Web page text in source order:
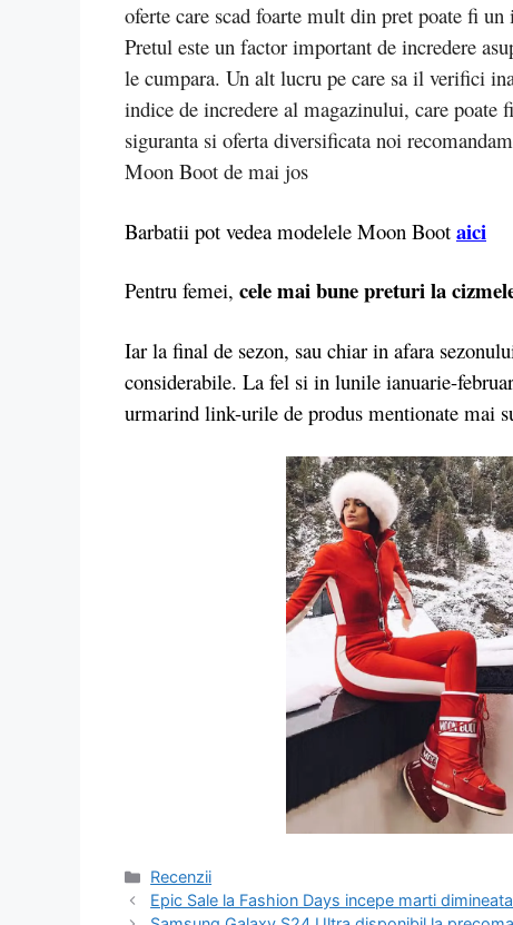
oferte care scad foarte mult din pret poate fi
Pretul este un factor important de incredere
le cumpara. Un alt lucru pe care sa il verifici
indice de incredere al magazinului, care
siguranta si oferta diversificata noi
Moon Boot de mai jos
Barbatii pot vedea modelele Moon Boot aici
Pentru femei, cele mai bune preturi la
Iar la final de sezon, sau chiar in afara
considerabile. La fel si in lunile ianuarie-
urmarind link-urile de produs mentionate mai
Categorii
Recenzii
Navigare
Epic Sale la Fashion Days incepe marti